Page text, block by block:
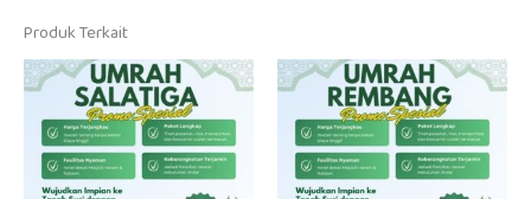
Produk Terkait